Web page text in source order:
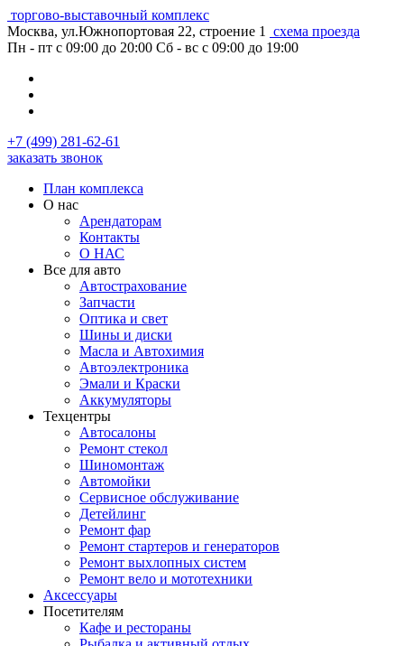
торгово-выставочный комплекс
Москва, ул.Южнопортовая 22, строение 1
схема проезда
Пн - пт с 09:00 до 20:00 Сб - вс с 09:00 до 19:00
+7 (499) 281-62-61
заказать звонок
План комплекса
О нас
Арендаторам
Контакты
О НАС
Все для авто
Автострахование
Запчасти
Оптика и свет
Шины и диски
Масла и Автохимия
Автоэлектроника
Эмали и Краски
Аккумуляторы
Техцентры
Автосалоны
Ремонт стекол
Шиномонтаж
Автомойки
Сервисное обслуживание
Детейлинг
Ремонт фар
Ремонт стартеров и генераторов
Ремонт выхлопных систем
Ремонт вело и мототехники
Аксессуары
Посетителям
Кафе и рестораны